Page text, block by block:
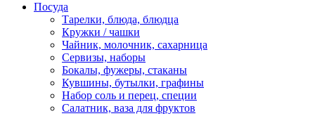
Посуда
Тарелки, блюда, блюдца
Кружки / чашки
Чайник, молочник, сахарница
Сервизы, наборы
Бокалы, фужеры, стаканы
Кувшины, бутылки, графины
Набор соль и перец, специи
Салатник, ваза для фруктов